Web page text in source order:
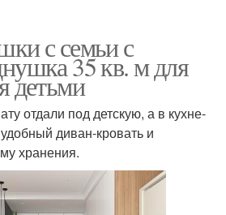
с семьи с
35 кв. м для
детьми
отдали под детскую, а в кухне-
диван-кровать и
хранения.